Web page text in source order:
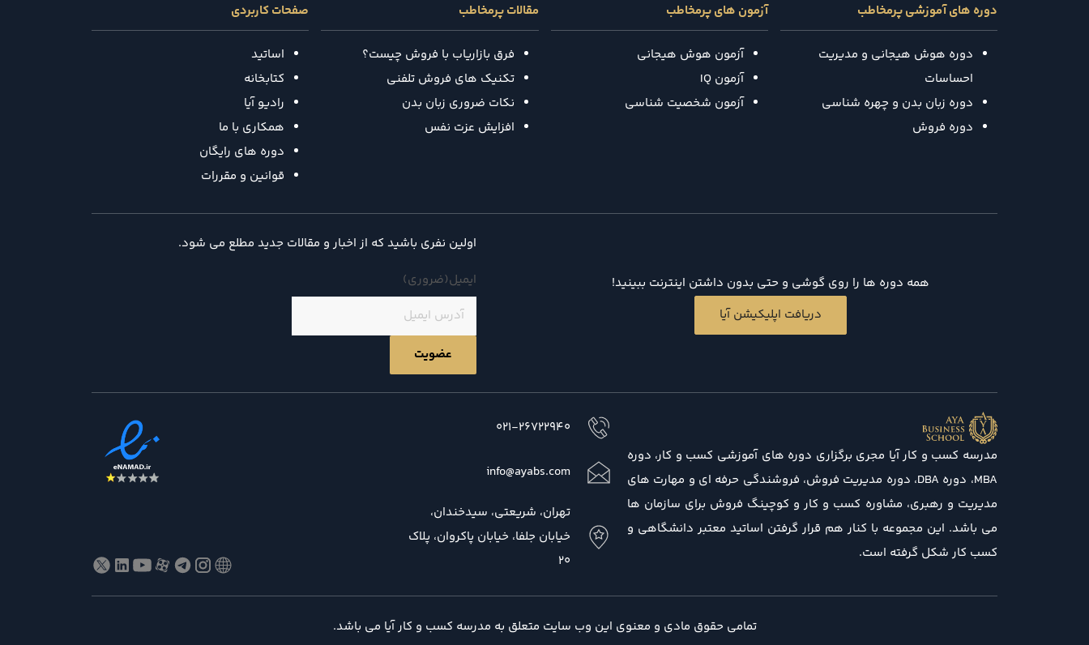
دوره های آموزشی پرمخاطب
دوره هوش هیجانی و مدیریت
احساسات
دوره زبان بدن و چهره شناسی
دوره فروش
آزمون های پرمخاطب
آزمون هوش هیجانی
آزمون IQ
آزمون شخصیت شناسی
مقالات پرمخاطب
فرق بازاریاب با فروش چیست؟
تکنیک‌ های فروش تلفنی
نکات ضروری زبان بدن
افزایش عزت نفس
صفحات کاربردی
اساتید
کتابخانه
رادیو آیا
همکاری با ما
دوره های رایگان
قوانین و مقررات
همه دوره ها را روی گوشی و حتی بدون داشتن اینترنت ببینید!
دریافت اپلیکیشن آیا
اولین نفری باشید که از اخبار و مقالات جدید مطلع می شود.
ایمیل(ضروری)
مدرسه کسب و کار آیا مجری برگزاری دوره های آموزشی کسب و کار، دوره
MBA، دوره DBA، دوره مدیریت فروش، فروشندگی حرفه ای و مهارت های
مدیریت و رهبری، مشاوره کسب و کار و کوچینگ فروش برای سازمان ها
می باشد. این مجموعه با کنار هم قرار گرفتن اساتید معتبر دانشگاهی و
کسب کار شکل گرفته است.
021-26722940
info@ayabs.com
تهران، شریعتی، سیدخندان،
خیابان جلفا، خیابان پاکروان، پلاک
20
تمامی حقوق مادی و معنوی این وب سایت متعلق به مدرسه کسب و کار آیا می باشد.